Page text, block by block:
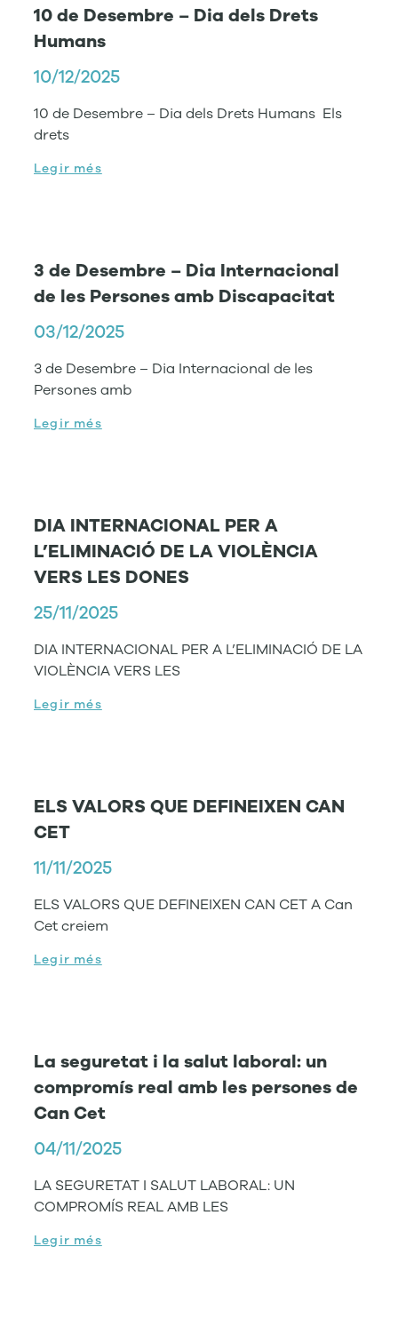
10 de Desembre – Dia dels Drets
Humans
10/12/2025
10 de Desembre – Dia dels Drets Humans Els
drets
Legir més
3 de Desembre – Dia Internacional
de les Persones amb Discapacitat
03/12/2025
3 de Desembre – Dia Internacional de les
Persones amb
Legir més
DIA INTERNACIONAL PER A
L’ELIMINACIÓ DE LA VIOLÈNCIA
VERS LES DONES
25/11/2025
DIA INTERNACIONAL PER A L’ELIMINACIÓ DE LA
VIOLÈNCIA VERS LES
Legir més
ELS VALORS QUE DEFINEIXEN CAN
CET
11/11/2025
ELS VALORS QUE DEFINEIXEN CAN CET A Can
Cet creiem
Legir més
La seguretat i la salut laboral: un
compromís real amb les persones de
Can Cet
04/11/2025
LA SEGURETAT I SALUT LABORAL: UN
COMPROMÍS REAL AMB LES
Legir més